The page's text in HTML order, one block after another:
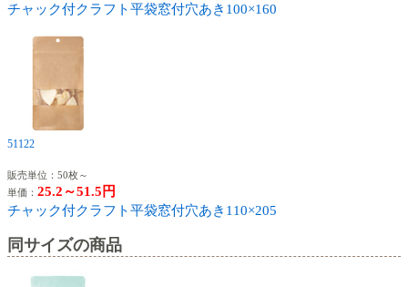
チャック付クラフト平袋窓付穴あき100×160
51122
販売単位：50枚～
単価： 25.2～51.5円
チャック付クラフト平袋窓付穴あき110×205
同サイズの商品